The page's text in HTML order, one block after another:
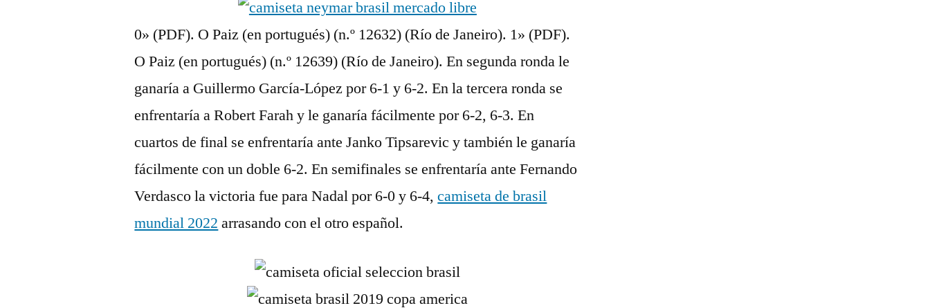
0» (PDF). O Paiz (en portugués) (n.º 12632) (Río de Janeiro). 1» (PDF).
O Paiz (en portugués) (n.º 12639) (Río de Janeiro). En segunda ronda le
ganaría a Guillermo García-López por 6-1 y 6-2. En la tercera ronda se
enfrentaría a Robert Farah y le ganaría fácilmente por 6-2, 6-3. En
cuartos de final se enfrentaría ante Janko Tipsarevic y también le ganaría
fácilmente con un doble 6-2. En semifinales se enfrentaría ante Fernando
Verdasco la victoria fue para Nadal por 6-0 y 6-4,camiseta de brasil
mundial 2022 arrasando con el otro español.